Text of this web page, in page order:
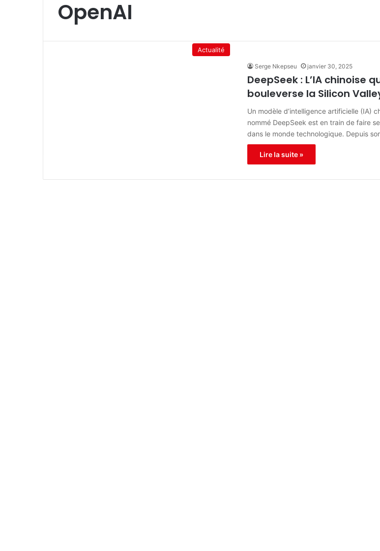
OpenAI
Actualité
Serge Nkepseu janvier 30, 2025
DeepSeek : L’IA chinoise
bouleverse la Silicon
Un modèle d’intelligence artificielle (IA)
nommé DeepSeek est en train de faire
dans le monde technologique. Depuis
Lire la suite »